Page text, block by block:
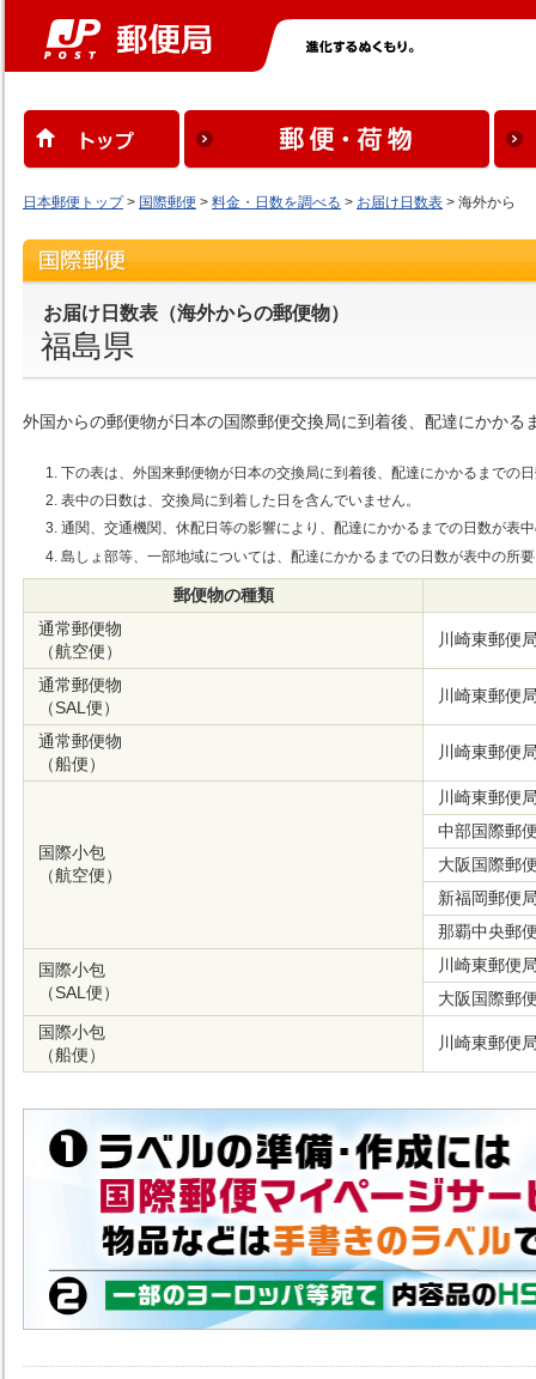
日本郵便トップ> 国際郵便 > 料金・日数を調べる > お届け日数表 > 海外から
お届け日数表（海外からの郵便物）
福島県
外国からの郵便物が日本の国際郵便交換局に到着後、配達にかかる
下の表は、外国来郵便物が日本の交換局に到着後、配達にかかるまでの
表中の日数は、交換局に到着した日を含んでいません。
通関、交通機関、休配日等の影響により、配達にかかるまでの日数が表
島しょ部等、一部地域については、配達にかかるまでの日数が表中の所
郵便物の種類
通常郵便物
（航空便）
川崎東郵便
通常郵便物
（SAL便）
川崎東郵便
通常郵便物
（船便）
川崎東郵便
国際小包
（航空便）
川崎東郵便
中部国際郵
大阪国際郵
新福岡郵便
那覇中央郵
国際小包
（SAL便）
川崎東郵便
大阪国際郵
国際小包
（船便）
川崎東郵便